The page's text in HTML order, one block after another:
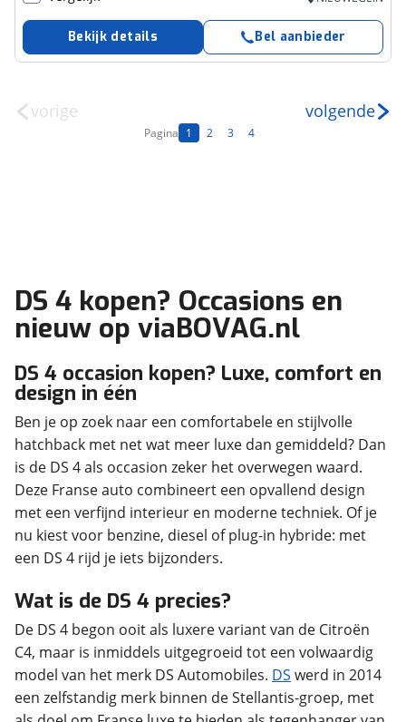
Bekijk details Bel aanbieder
vorige
Pagina 1 2 3 4
volgende
DS 4 kopen? Occasions en
nieuw op viaBOVAG.nl
DS 4 occasion kopen? Luxe, comfort en
design in één
Ben je op zoek naar een comfortabele en stijlvolle
hatchback met net wat meer luxe dan gemiddeld? Dan
is de DS 4 als occasion zeker het overwegen waard.
Deze Franse auto combineert een opvallend design
met een verfijnd interieur en moderne techniek. Of je
nu kiest voor benzine, diesel of plug-in hybride: met
een DS 4 rijd je iets bijzonders.
Wat is de DS 4 precies?
De DS 4 begon ooit als luxere variant van de Citroën
C4, maar is inmiddels uitgegroeid tot een volwaardig
model van het merk DS Automobiles. DS werd in 2014
een zelfstandig merk binnen de Stellantis-groep, met